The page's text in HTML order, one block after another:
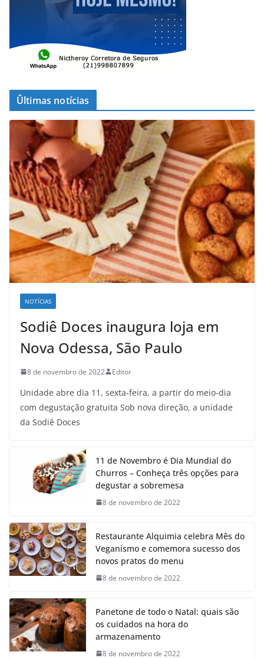
Ûltimas notícias
NOTÍCIAS
Sodiê Doces inaugura loja em
Nova Odessa, São Paulo
8 de novembro de 2022 Editor
Unidade abre dia 11, sexta-feira, a partir do meio-dia
com degustação gratuita Sob nova direção, a unidade
da Sodiê Doces
11 de Novembro é Dia Mundial do
Churros – Conheça três opções para
degustar a sobremesa
8 de novembro de 2022
Restaurante Alquimia celebra Mês do
Veganismo e comemora sucesso dos
novos pratos do menu
8 de novembro de 2022
Panetone de todo o Natal: quais são
os cuidados na hora do
armazenamento
8 de novembro de 2022